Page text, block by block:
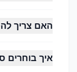
למרוח סרום
האם צריך
איך בוחרים